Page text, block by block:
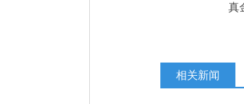
真
相关新闻